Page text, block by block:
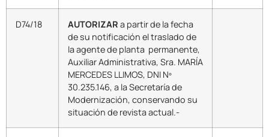
D74/18 AUTORIZAR a partir de la fecha
de su notificación el traslado de
la agente de planta permanente,
Auxiliar Administrativa, Sra. MARÍA
MERCEDES LLIMOS, DNI Nº
30.235.146, a la Secretaría de
Modernización, conservando su
situación de revista actual.-